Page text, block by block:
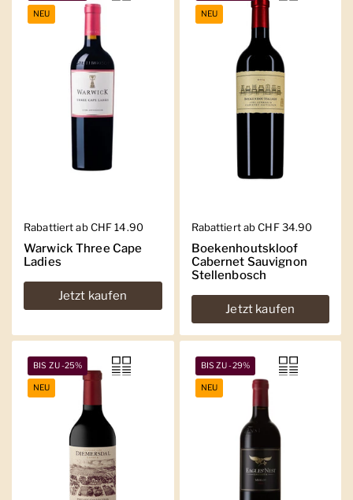
Regulärer Preis
Rabattiert ab CHF 14.90
Warwick Three Cape
Ladies
Jetzt kaufen
NEU
Regulärer Preis
Rabattiert ab CHF 34.90
Boekenhoutskloof
Cabernet Sauvignon
Stellenbosch
Jetzt kaufen
NEU
BIS ZU -25%
NEU
BIS ZU -29%
NEU